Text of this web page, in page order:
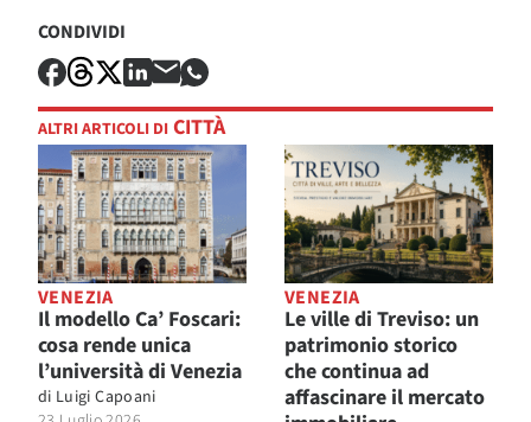
CONDIVIDI
ALTRI ARTICOLI DI CITTÀ
VENEZIA
Il modello Ca’ Foscari:
cosa rende unica
l’università di Venezia
di Luigi Capoani
VENEZIA
Le ville di Treviso: un
patrimonio storico
che continua ad
affascinare il mercato